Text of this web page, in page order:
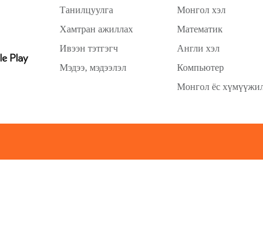
Танилцуулга
Хамтран ажиллах
Ивээн тэтгэгч
Мэдээ, мэдээлэл
Монгол хэл
Математик
Англи хэл
Компьютер
Монгол ёс